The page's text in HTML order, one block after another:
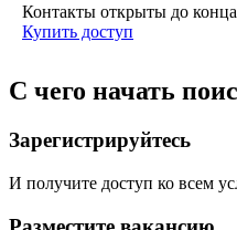
Контакты открыты до конца
Купить доступ
С чего начать
Зарегистрируйтесь
И получите доступ ко всем